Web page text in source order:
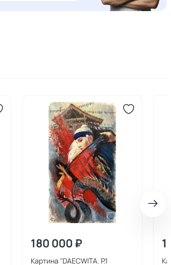
180 000 ₽
Картина "DAECWITA. P.1